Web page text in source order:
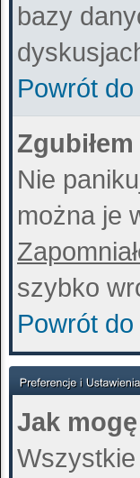
bazy
Powrót
Nie
można je
szybko
Powrót
Jak